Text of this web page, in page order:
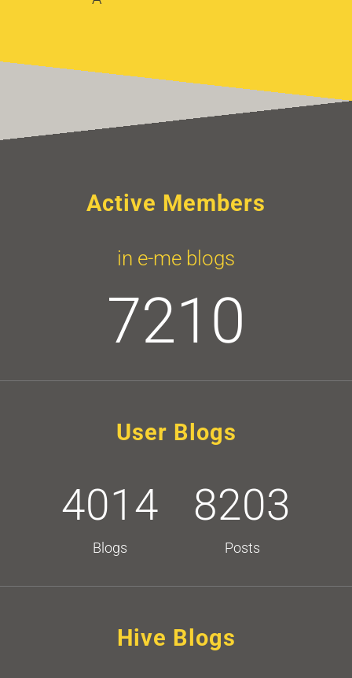
Active Members
in e-me blogs
7210
User Blogs
4014
Blogs
8203
Posts
Hive Blogs